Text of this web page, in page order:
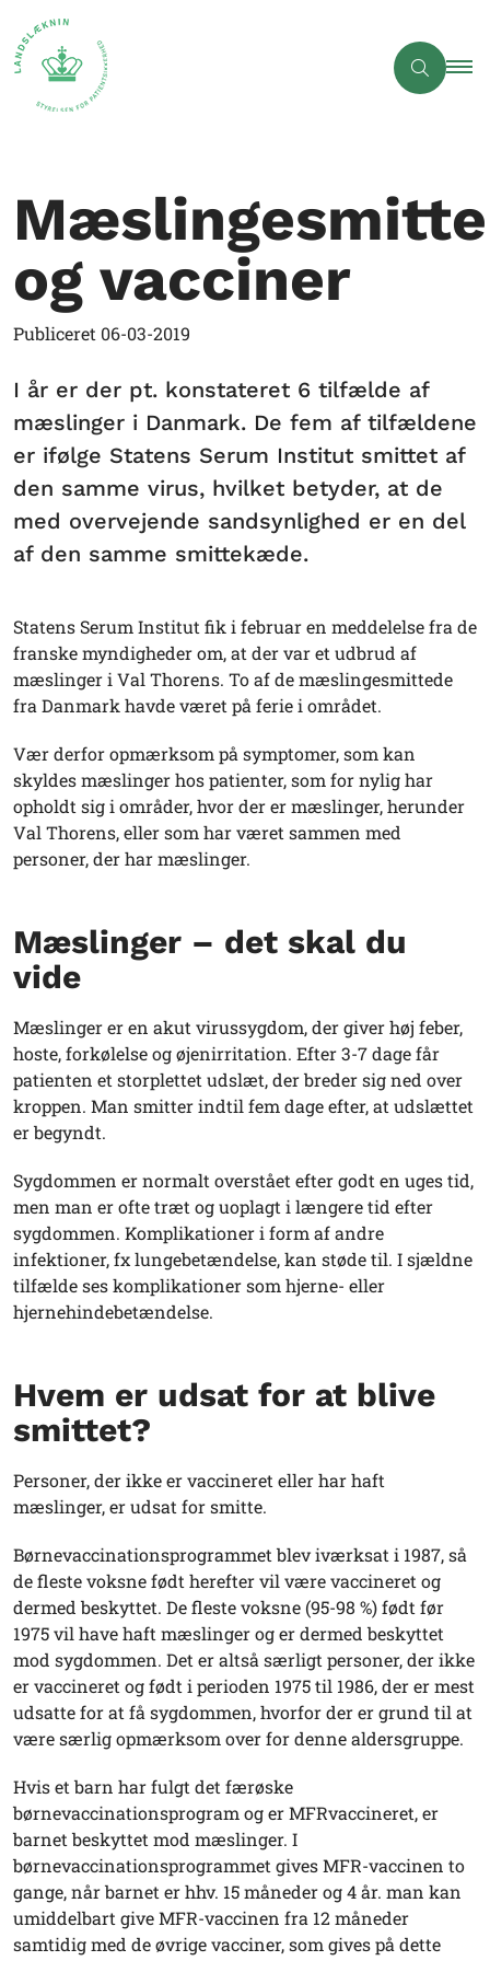
Mæslingesmitte
og vacciner
Publiceret 06-03-2019
I år er der pt. konstateret 6 tilfælde af
mæslinger i Danmark. De fem af tilfældene
er ifølge Statens Serum Institut smittet af
den samme virus, hvilket betyder, at de
med overvejende sandsynlighed er en del
af den samme smittekæde.
Statens Serum Institut fik i februar en meddelelse fra de
franske myndigheder om, at der var et udbrud af
mæslinger i Val Thorens. To af de mæslingesmittede
fra Danmark havde været på ferie i området.
Vær derfor opmærksom på symptomer, som kan
skyldes mæslinger hos patienter, som for nylig har
opholdt sig i områder, hvor der er mæslinger, herunder
Val Thorens, eller som har været sammen med
personer, der har mæslinger.
Mæslinger – det skal du
vide
Mæslinger er en akut virussygdom, der giver høj feber,
hoste, forkølelse og øjenirritation. Efter 3-7 dage får
patienten et storplettet udslæt, der breder sig ned over
kroppen. Man smitter indtil fem dage efter, at udslættet
er begyndt.
Sygdommen er normalt overstået efter godt en uges tid,
men man er ofte træt og uoplagt i længere tid efter
sygdommen. Komplikationer i form af andre
infektioner, fx lungebetændelse, kan støde til. I sjældne
tilfælde ses komplikationer som hjerne- eller
hjernehindebetændelse.
Hvem er udsat for at blive
smittet?
Personer, der ikke er vaccineret eller har haft
mæslinger, er udsat for smitte.
Børnevaccinationsprogrammet blev iværksat i 1987, så
de fleste voksne født herefter vil være vaccineret og
dermed beskyttet. De fleste voksne (95-98 %) født før
1975 vil have haft mæslinger og er dermed beskyttet
mod sygdommen. Det er altså særligt personer, der ikke
er vaccineret og født i perioden 1975 til 1986, der er mest
udsatte for at få sygdommen, hvorfor der er grund til at
være særlig opmærksom over for denne aldersgruppe.
Hvis et barn har fulgt det færøske
børnevaccinationsprogram og er MFRvaccineret, er
barnet beskyttet mod mæslinger. I
børnevaccinationsprogrammet gives MFR-vaccinen to
gange, når barnet er hhv. 15 måneder og 4 år. man kan
umiddelbart give MFR-vaccinen fra 12 måneder
samtidig med de øvrige vacciner, som gives på dette